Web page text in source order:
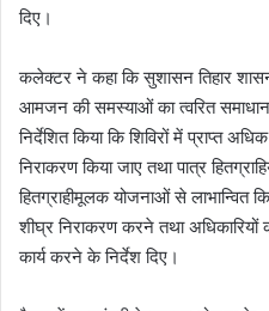
दिए।
कलेक्टर ने कहा कि सुशासन तिहार
आमजन की समस्याओं का त्वरित समाधान
निर्देशित किया कि शिविरों में प्राप्त
निराकरण किया जाए तथा पात्र
हितग्राहीमूलक योजनाओं से लाभान्वित
शीघ्र निराकरण करने तथा
कार्य करने के निर्देश दिए।